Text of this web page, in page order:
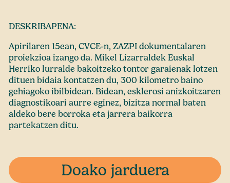
DESKRIBAPENA:
Apirilaren 15ean, CVCE-n, ZAZPI dokumentalaren
proiekzioa izango da. Mikel Lizarraldek Euskal
Herriko lurralde bakoitzeko tontor garaienak lotzen
dituen bidaia kontatzen du, 300 kilometro baino
gehiagoko ibilbidean. Bidean, esklerosi anizkoitzaren
diagnostikoari aurre eginez, bizitza normal baten
aldeko bere borroka eta jarrera baikorra
partekatzen ditu.
Doako jarduera